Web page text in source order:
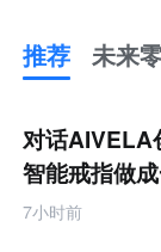
推荐 未来
来
零
售
跨
境
对话AIVELA
智能戒指做
饰品
7小时前